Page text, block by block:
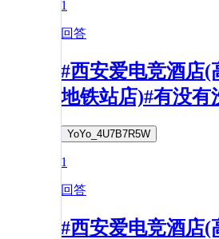
1
回答
#西安爱电竞酒店(
地铁站店)#有没有
YoYo_4U7B7R5W
1
回答
#西安爱电竞酒店(